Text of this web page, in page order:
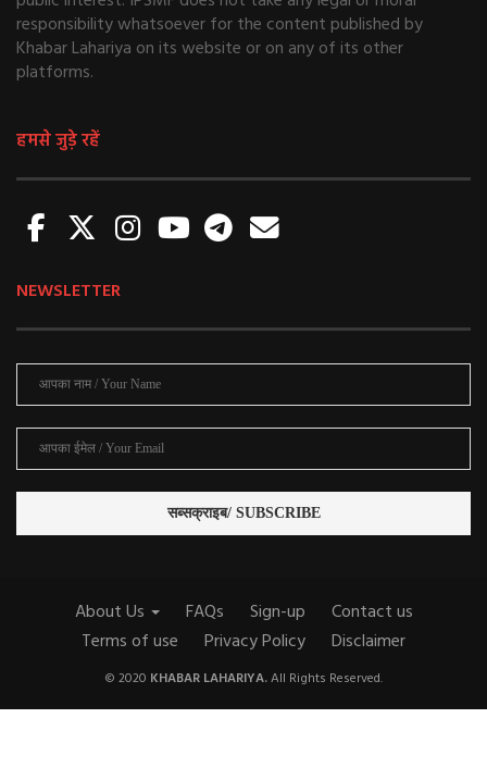
responsibility whatsoever for the content published by
Khabar Lahariya on its website or on any of its other
platforms.
हमसे जुड़े रहें
NEWSLETTER
About Us FAQs Sign-up
Contact us
Terms of use
Privacy Policy Disclaimer
© 2020 KHABAR LAHARIYA.All Rights Reserved.